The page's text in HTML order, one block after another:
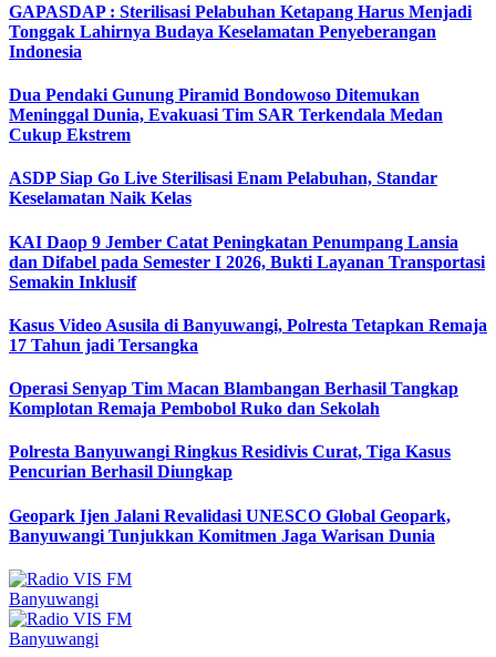
GAPASDAP : Sterilisasi Pelabuhan Ketapang Harus Menjadi
Tonggak Lahirnya Budaya Keselamatan Penyeberangan
Indonesia
Dua Pendaki Gunung Piramid Bondowoso Ditemukan
Meninggal Dunia, Evakuasi Tim SAR Terkendala Medan
Cukup Ekstrem
ASDP Siap Go Live Sterilisasi Enam Pelabuhan, Standar
Keselamatan Naik Kelas
KAI Daop 9 Jember Catat Peningkatan Penumpang Lansia
dan Difabel pada Semester I 2026, Bukti Layanan Transportasi
Semakin Inklusif
Kasus Video Asusila di Banyuwangi, Polresta Tetapkan Remaja
17 Tahun jadi Tersangka
Operasi Senyap Tim Macan Blambangan Berhasil Tangkap
Komplotan Remaja Pembobol Ruko dan Sekolah
Polresta Banyuwangi Ringkus Residivis Curat, Tiga Kasus
Pencurian Berhasil Diungkap
Geopark Ijen Jalani Revalidasi UNESCO Global Geopark,
Banyuwangi Tunjukkan Komitmen Jaga Warisan Dunia